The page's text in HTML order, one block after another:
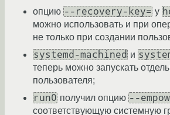
опцию --recovery-key= у
можно использовать и при
не только при создании
systemd-machined и
теперь можно запускать
пользователя;
run0 получил опцию --
соответствующую системную